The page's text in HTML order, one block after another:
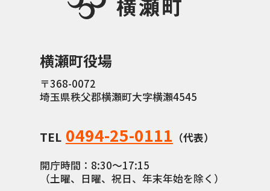
横瀬町役場
〒368-0072
埼玉県秩父郡横瀬町大字横瀬4545
TEL 0494-25-0111 （代表）
開庁時間：8:30〜17:15
（土曜、日曜、祝日、年末年始を除く）